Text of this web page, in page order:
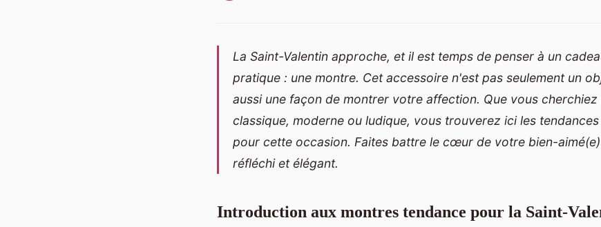
La Saint-Valentin approche, et il est temps de penser à un
pratique : une montre. Cet accessoire n'est pas seulement un
aussi une façon de montrer votre affection. Que vous cherchiez
classique, moderne ou ludique, vous trouverez ici les
pour cette occasion. Faites battre le cœur de votre bien-
réfléchi et élégant.
Introduction aux montres tendance pour la Saint-